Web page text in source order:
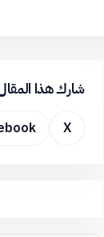
شارك هذا
X